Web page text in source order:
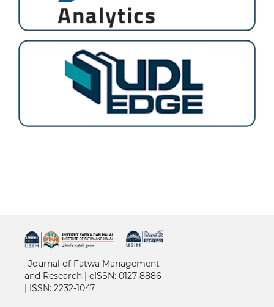
Journal of Fatwa Management
and Research | eISSN: 0127-8886
| ISSN: 2232-1047